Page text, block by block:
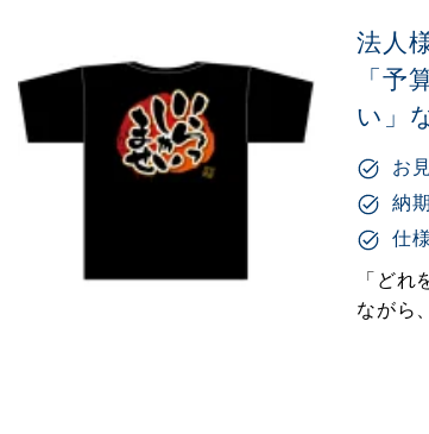
法人
「
い」
お
納
仕
「ど
ながら